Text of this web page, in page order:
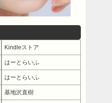
Kindleストア
はーとらいふ
はーとらいふ
基地沢直樹